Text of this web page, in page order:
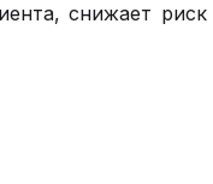
снижает риск